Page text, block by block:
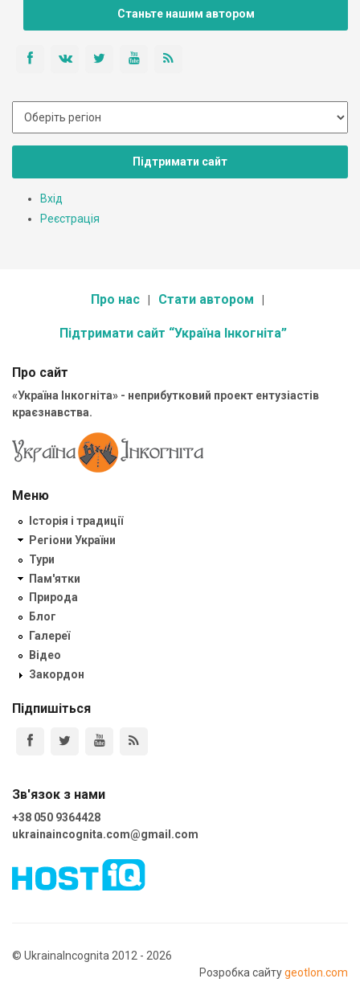
Станьте нашим автором
Підтримати сайт
Вхід
Реєстрація
Про нас Стати автором
Підтримати сайт “Україна Інкогніта”
Про сайт
«Україна Інкогніта» - неприбутковий проект ентузіастів
краєзнавства.
Меню
Історія і традиції
Регіони України
Тури
Пам'ятки
Природа
Блог
Галереї
Відео
Закордон
Підпишіться
Зв'язок з нами
+38 050 9364428
ukrainaincognita.com@gmail.com
© UkrainaIncognita 2012 - 2026
Розробка сайтуgeotlon.com